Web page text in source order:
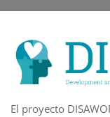
El proyecto